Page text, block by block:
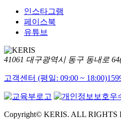
인스타그램
페이스북
유튜브
41061 대구광역시 동구 동내로
고객센터 (평일: 09:00 ~ 18:00)
Copyright© KERIS. ALL RIGHTS